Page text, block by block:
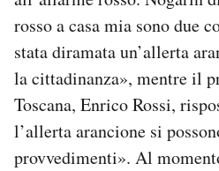
rosso a casa mia sono due
stata diramata un’allerta
la cittadinanza», mentre il
Toscana, Enrico Rossi,
l’allerta arancione si
provvedimenti». Al